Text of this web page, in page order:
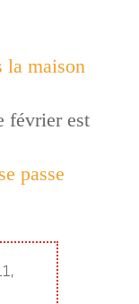
février est
passe